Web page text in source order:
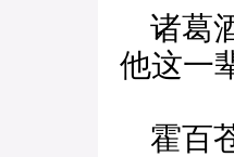
诸葛
他这一
霍百